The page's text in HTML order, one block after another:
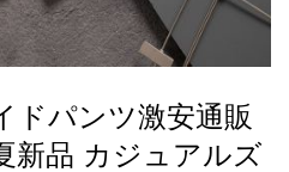
ドパンツ激安通販
新品 カジュアルズ